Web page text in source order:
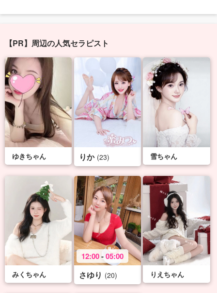
【PR】周辺の人気セラピスト
ゆきちゃん りか (23) 雪ちゃん
みくちゃん
12:00-05:00
さゆり (20) りえちゃん